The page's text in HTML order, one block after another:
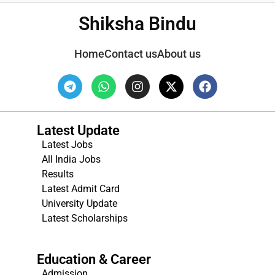
Shiksha Bindu
HomeContact usAbout us
Latest Update
Latest Jobs
All India Jobs
Results
Latest Admit Card
University Update
Latest Scholarships
Education & Career